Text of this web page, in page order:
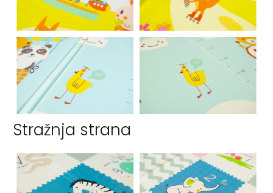
Stražnja strana